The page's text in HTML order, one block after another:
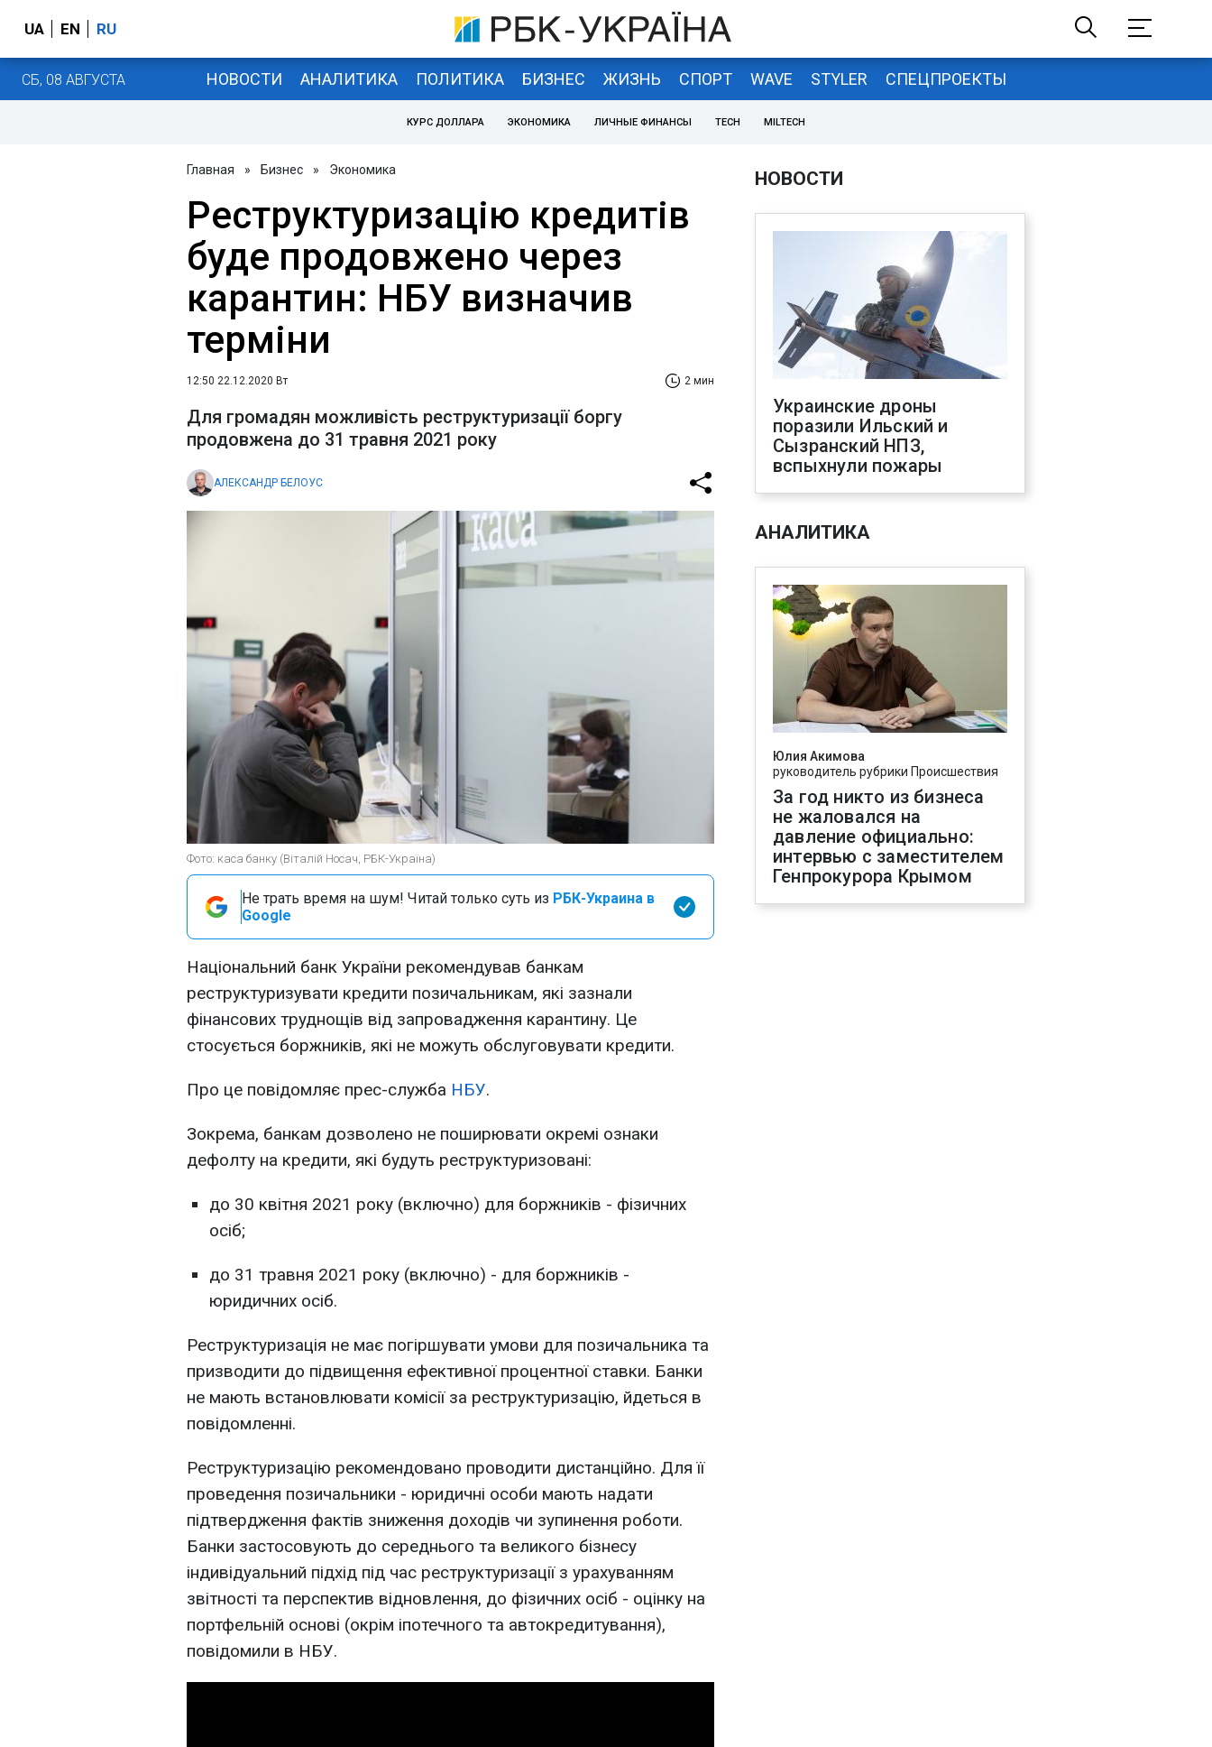
UA EN RU
СБ, 08 АВГУСТА НОВОСТИ АНАЛИТИКА ПОЛИТИКА БИЗНЕС ЖИЗНЬ СПОРТ WAVE STYLER СПЕЦПРОЕКТЫ
КУРС ДОЛЛАРА ЭКОНОМИКА ЛИЧНЫЕ ФИНАНСЫ TECH MILTECH
Главная » Бизнес » Экономика
Реструктуризацію кредитів
буде продовжено через
карантин: НБУ визначив
терміни
12:50 22.12.2020 Вт 2 мин
Для громадян можливість реструктуризації боргу
продовжена до 31 травня 2021 року
АЛЕКСАНДР БЕЛОУС
Фото: каса банку (Віталій Носач, РБК-Україна)
Не трать время на шум! Читай только суть из РБК-Украина в
Google
Національний банк України рекомендував банкам
реструктуризувати кредити позичальникам, які зазнали
фінансових труднощів від запровадження карантину. Це
стосується боржників, які не можуть обслуговувати кредити.
Про це повідомляє прес-служба НБУ.
Зокрема, банкам дозволено не поширювати окремі ознаки
дефолту на кредити, які будуть реструктуризовані:
до 30 квітня 2021 року (включно) для боржників - фізичних
осіб;
до 31 травня 2021 року (включно) - для боржників -
юридичних осіб.
Реструктуризація не має погіршувати умови для позичальника та
призводити до підвищення ефективної процентної ставки. Банки
не мають встановлювати комісії за реструктуризацію, йдеться в
повідомленні.
Реструктуризацію рекомендовано проводити дистанційно. Для її
проведення позичальники - юридичні особи мають надати
підтвердження фактів зниження доходів чи зупинення роботи.
Банки застосовують до середнього та великого бізнесу
індивідуальний підхід під час реструктуризації з урахуванням
звітності та перспектив відновлення, до фізичних осіб - оцінку на
портфельній основі (окрім іпотечного та автокредитування),
повідомили в НБУ.
НОВОСТИ
Украинские дроны
поразили Ильский и
Сызранский НПЗ,
вспыхнули пожары
АНАЛИТИКА
Юлия Акимова
руководитель рубрики Происшествия
За год никто из бизнеса
не жаловался на
давление официально:
интервью с заместителем
Генпрокурора Крымом